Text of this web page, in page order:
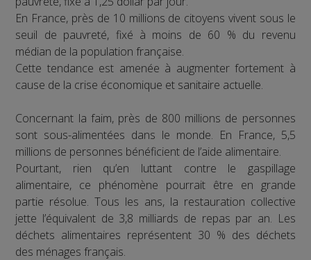
En France, près de 10 millions de citoyens vivent sous le
seuil de pauvreté, fixé à moins de 60 % du revenu
médian de la population française.
Cette tendance est amenée à augmenter fortement à
cause de la crise économique et sanitaire actuelle.
Concernant la faim, près de 800 millions de personnes
sont sous-alimentées dans le monde. En France, 5,5
millions de personnes bénéficient de l’aide alimentaire.
Pourtant, rien qu’en luttant contre le gaspillage
alimentaire, ce phénomène pourrait être en grande
partie résolue. Tous les ans, la restauration collective
jette l’équivalent de 3,8 milliards de repas par an. Les
déchets alimentaires représentent 30 % des déchets
des ménages français.